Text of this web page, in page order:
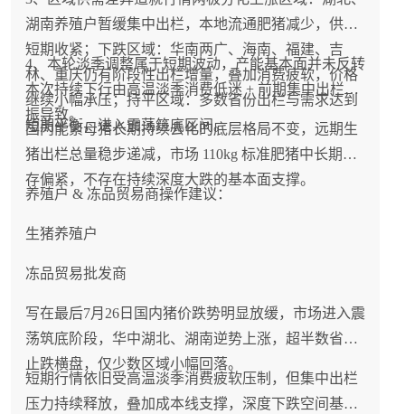
湖南养殖户暂缓集中出栏，本地流通肥猪减少，供需
短期收紧；下跌区域：华南两广、海南、福建、吉
林、重庆仍有阶段性出栏增量，叠加消费疲软，价格
继续小幅承压；持平区域：多数省份出栏与需求达到
短期平衡，进入震荡筑底区间。
4、本轮淡季调整属于短期波动，产能基本面并未反转
本次持续下行由高温淡季消费低迷 + 前期集中出栏共
振导致。
国内能繁母猪长期持续去化的底层格局不变，远期生
猪出栏总量稳步递减，市场 110kg 标准肥猪中长期库
存偏紧，不存在持续深度大跌的基本面支撑。
养殖户 & 冻品贸易商操作建议：
生猪养殖户
冻品贸易批发商
写在最后7月26日国内猪价跌势明显放缓，市场进入震
荡筑底阶段，华中湖北、湖南逆势上涨，超半数省份
止跌横盘，仅少数区域小幅回落。
短期行情依旧受高温淡季消费疲软压制，但集中出栏
压力持续释放，叠加成本线支撑，深度下跌空间基本